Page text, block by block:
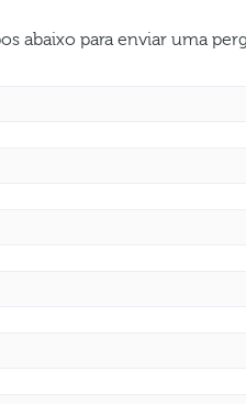
abaixo para enviar uma